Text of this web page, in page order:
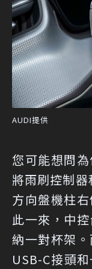
AUDI提供
您可能想問
將雨刷控制
方向盤機柱
此一來，中
納一對杯架
USB-C接頭